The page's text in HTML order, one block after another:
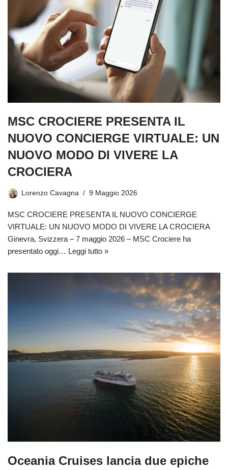
MSC CROCIERE PRESENTA IL
NUOVO CONCIERGE VIRTUALE: UN
NUOVO MODO DI VIVERE LA
CROCIERA
Lorenzo Cavagna 9 Maggio 2026
MSC CROCIERE PRESENTA IL NUOVO CONCIERGE
VIRTUALE: UN NUOVO MODO DI VIVERE LA CROCIERA
Ginevra, Svizzera – 7 maggio 2026 – MSC Crociere ha
presentato oggi… Leggi tutto »
Oceania Cruises lancia due epiche